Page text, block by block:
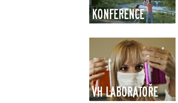
Konference
VH Laboratoře